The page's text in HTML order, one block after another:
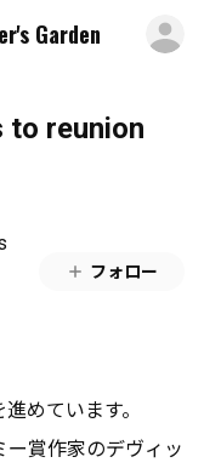
Garden
to reunion
フォロー
めています。
賞作家のデヴィッ